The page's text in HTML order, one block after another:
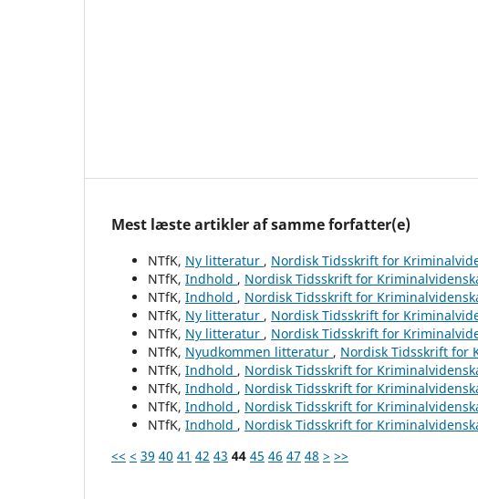
Mest læste artikler af samme forfatter(e)
NTfK, Ny litteratur , Nordisk Tidsskrift for
NTfK, Indhold , Nordisk Tidsskrift for
NTfK, Indhold , Nordisk Tidsskrift for
NTfK, Ny litteratur , Nordisk Tidsskrift for
NTfK, Ny litteratur , Nordisk Tidsskrift for
NTfK, Nyudkommen litteratur , Nordisk Tidsskrift for
NTfK, Indhold , Nordisk Tidsskrift for
NTfK, Indhold , Nordisk Tidsskrift for
NTfK, Indhold , Nordisk Tidsskrift for
NTfK, Indhold , Nordisk Tidsskrift for
<< < 39 40 41 42 43 44 45 46 47 48 > >>